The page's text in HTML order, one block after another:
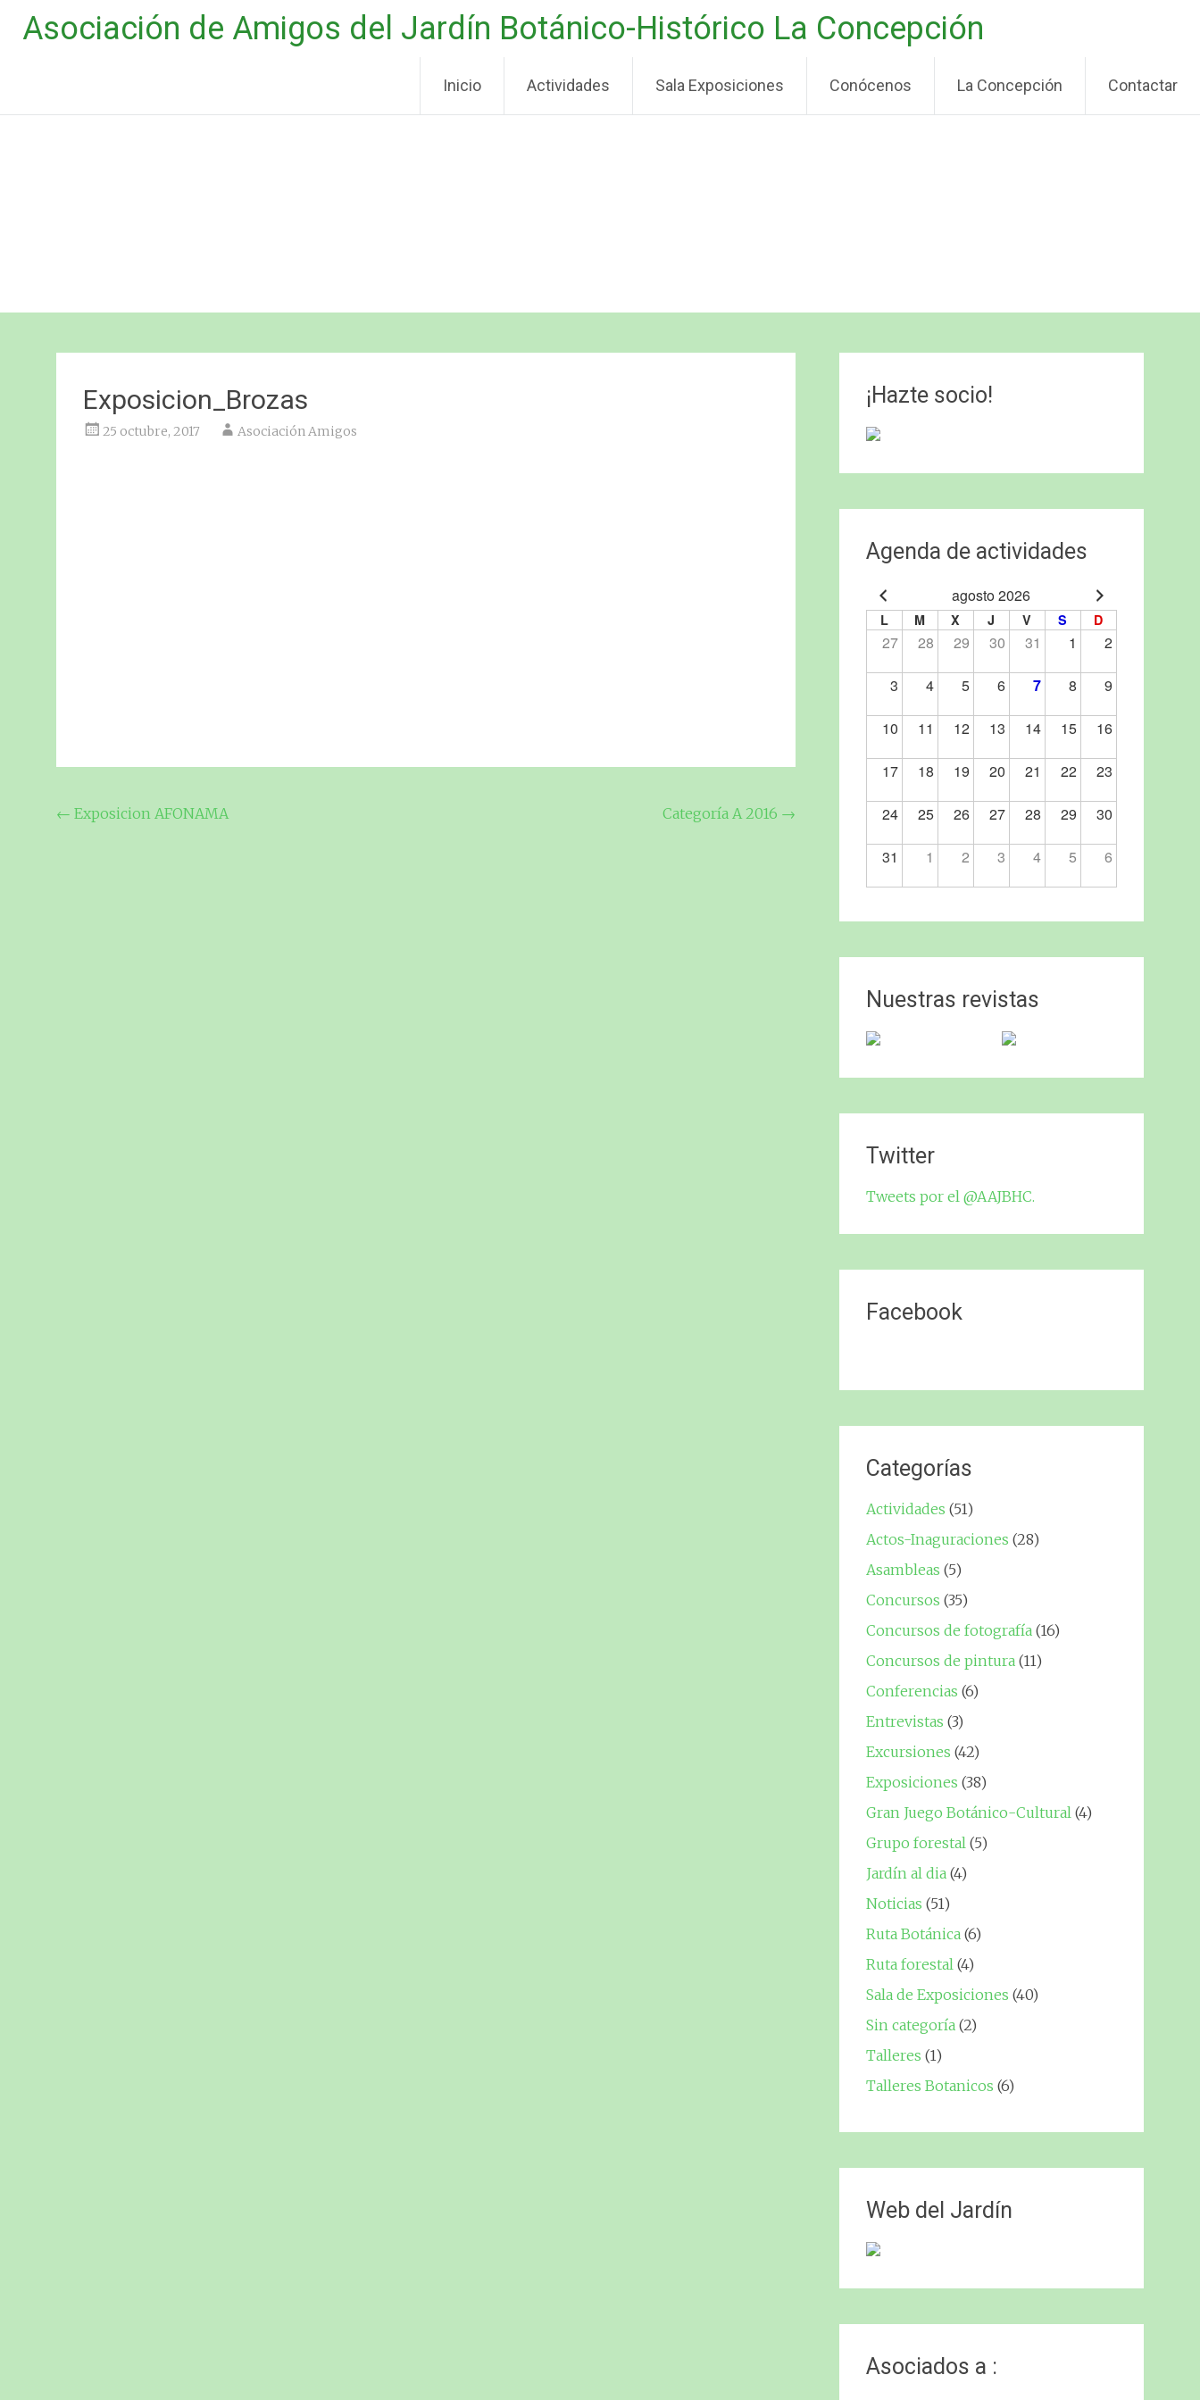
Asociación de Amigos del Jardín Botánico-Histórico La Concepción
Inicio Actividades Sala Exposiciones Conócenos La Concepción Contactar
Exposicion_Brozas
25 octubre, 2017 Asociación Amigos
Navegación
← Exposicion AFONAMA Categoría A 2016 →
¡Hazte socio!
Agenda de actividades
agosto 2026
L M X J V S D
27 28 29 30 31 1 2
3 4 5 6 7 8 9
10 11 12 13 14 15 16
17 18 19 20 21 22 23
24 25 26 27 28 29 30
31 1 2 3 4 5 6
Nuestras revistas
Twitter
Tweets por el @AAJBHC.
Facebook
Categorías
Actividades (51)
Actos-Inaguraciones (28)
Asambleas (5)
Concursos (35)
Concursos de fotografía(16)
Concursos de pintura(11)
Conferencias (6)
Entrevistas (3)
Excursiones (42)
Exposiciones (38)
Gran Juego Botánico-Cultural(4)
Grupo forestal(5)
Jardín al dia(4)
Noticias (51)
Ruta Botánica(6)
Ruta forestal(4)
Sala de Exposiciones (40)
Sin categoría(2)
Talleres (1)
Talleres Botanicos (6)
Web del Jardín
Asociados a :